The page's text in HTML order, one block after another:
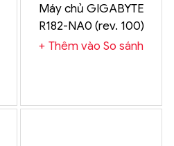
Máy chủ GIGABYTE
R182-NA0 (rev. 100)
Chính Hãng
Thêm vào So sánh